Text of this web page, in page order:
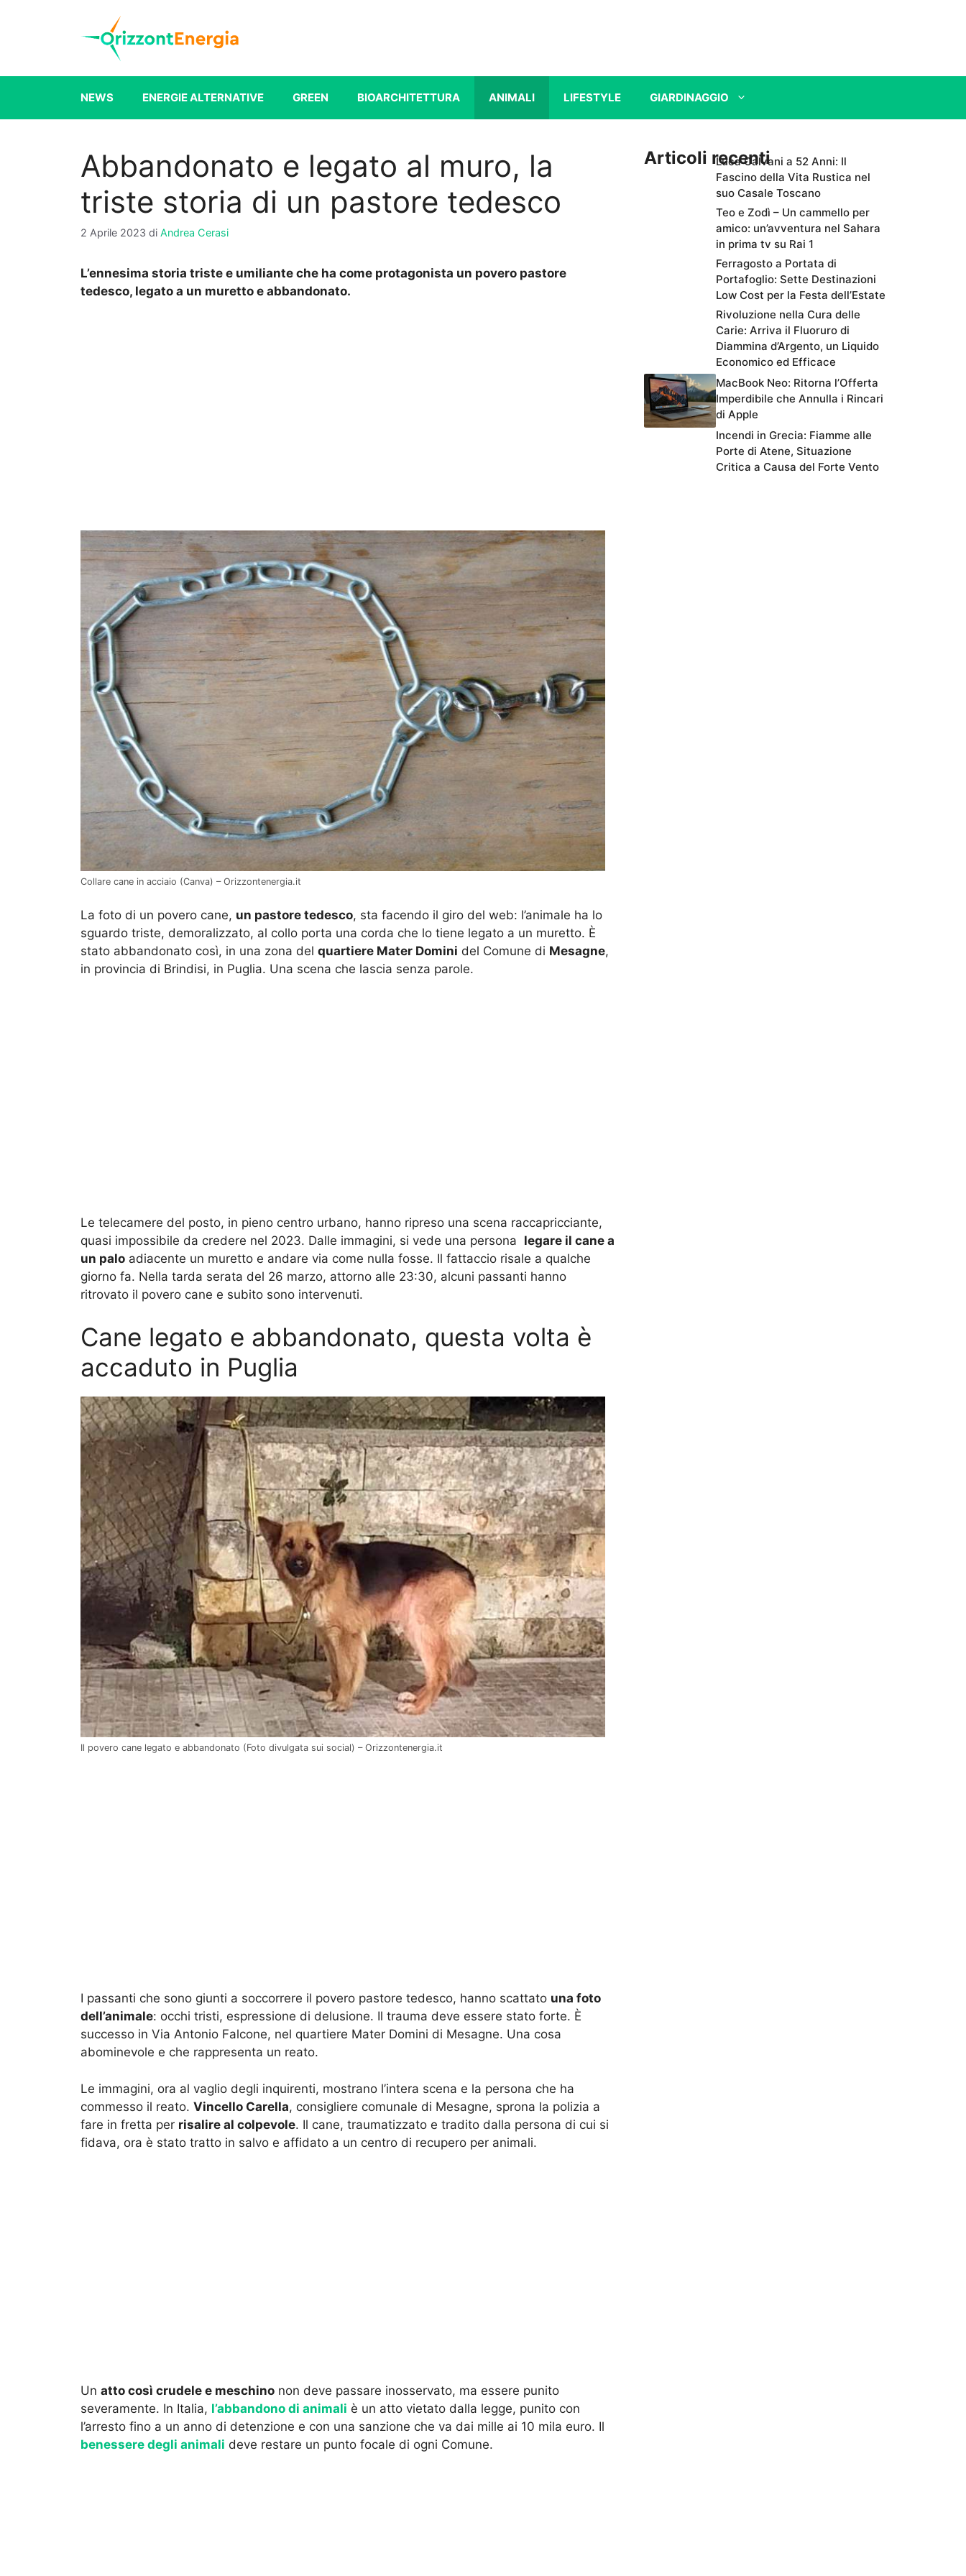
NEWS ENERGIE ALTERNATIVE GREEN BIOARCHITETTURA ANIMALI LIFESTYLE GIARDINAGGIO
Abbandonato e legato al muro, la
triste storia di un pastore tedesco
2 Aprile 2023 di Andrea Cerasi
L’ennesima storia triste e umiliante che ha come protagonista un povero pastore
tedesco, legato a un muretto e abbandonato.
Collare cane in acciaio (Canva) – Orizzontenergia.it
La foto di un povero cane, un pastore tedesco, sta facendo il giro del web: l’animale ha lo
sguardo triste, demoralizzato, al collo porta una corda che lo tiene legato a un muretto. È
stato abbandonato così, in una zona del quartiere Mater Domini del Comune di Mesagne,
in provincia di Brindisi, in Puglia. Una scena che lascia senza parole.
Le telecamere del posto, in pieno centro urbano, hanno ripreso una scena raccapricciante,
quasi impossibile da credere nel 2023. Dalle immagini, si vede una persona legare il cane a
un palo adiacente un muretto e andare via come nulla fosse. Il fattaccio risale a qualche
giorno fa. Nella tarda serata del 26 marzo, attorno alle 23:30, alcuni passanti hanno
ritrovato il povero cane e subito sono intervenuti.
Cane legato e abbandonato, questa volta è
accaduto in Puglia
Il povero cane legato e abbandonato (Foto divulgata sui social) – Orizzontenergia.it
I passanti che sono giunti a soccorrere il povero pastore tedesco, hanno scattato una foto
dell’animale: occhi tristi, espressione di delusione. Il trauma deve essere stato forte. È
successo in Via Antonio Falcone, nel quartiere Mater Domini di Mesagne. Una cosa
abominevole e che rappresenta un reato.
Le immagini, ora al vaglio degli inquirenti, mostrano l’intera scena e la persona che ha
commesso il reato. Vincello Carella, consigliere comunale di Mesagne, sprona la polizia a
fare in fretta per risalire al colpevole. Il cane, traumatizzato e tradito dalla persona di cui si
fidava, ora è stato tratto in salvo e affidato a un centro di recupero per animali.
Un atto così crudele e meschino non deve passare inosservato, ma essere punito
severamente. In Italia, l’abbandono di animali è un atto vietato dalla legge, punito con
l’arresto fino a un anno di detenzione e con una sanzione che va dai mille ai 10 mila euro. Il
benessere degli animali deve restare un punto focale di ogni Comune.
Articoli recentiLuca Calvani a 52 Anni: Il
Fascino della Vita Rustica nel
suo Casale Toscano
Teo e Zodì – Un cammello per
amico: un’avventura nel Sahara
in prima tv su Rai 1
Ferragosto a Portata di
Portafoglio: Sette Destinazioni
Low Cost per la Festa dell’Estate
Rivoluzione nella Cura delle
Carie: Arriva il Fluoruro di
Diammina d’Argento, un Liquido
Economico ed Efficace
MacBook Neo: Ritorna l’Offerta
Imperdibile che Annulla i Rincari
di Apple
Incendi in Grecia: Fiamme alle
Porte di Atene, Situazione
Critica a Causa del Forte Vento